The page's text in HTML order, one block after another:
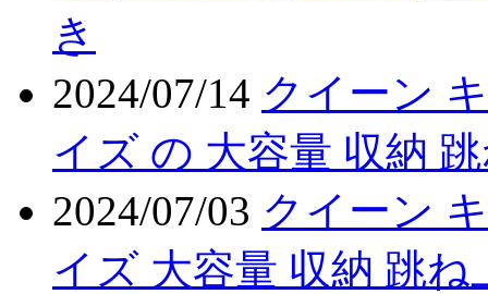
き
2024/07/14 クイーン
イズ の 大容量 収納
2024/07/03 クイーン
イズ 大容量 収納 跳